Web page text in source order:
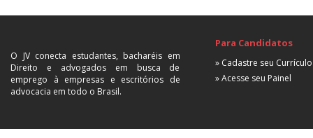
O JV conecta estudantes, bacharéis em
Direito e advogados em busca de
emprego à empresas e escritórios de
advocacia em todo o Brasil.
Para Candidatos
» Cadastre seu Currículo
» Acesse seu Painel